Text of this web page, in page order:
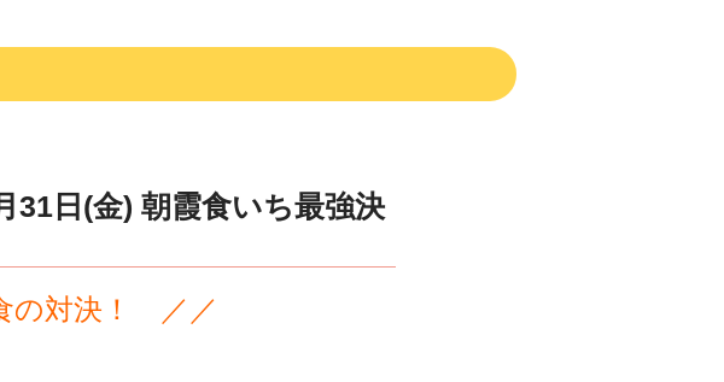
31日(金) 朝霞食いち最強決
の対決！ ／／